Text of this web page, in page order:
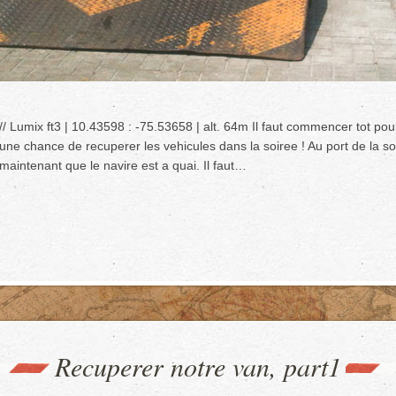
// Lumix ft3 | 10.43598 : -75.53658 | alt. 64m Il faut commencer tot
une chance de recuperer les vehicules dans la soiree ! Au port de la
maintenant que le navire est a quai. Il faut…
Recuperer notre van, part1